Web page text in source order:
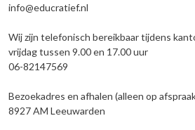
info@educratief.nl
Wij zijn telefonisch bereikbaar tijdens
vrijdag tussen 9.00 en 17.00 uur
06-82147569
Bezoekadres en afhalen (alleen op
8927 AM Leeuwarden